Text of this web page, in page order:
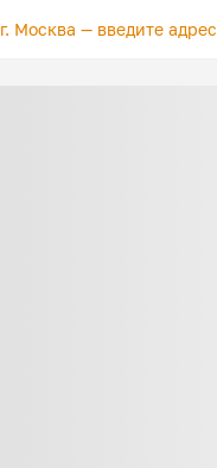
г. Москва —введите адрес